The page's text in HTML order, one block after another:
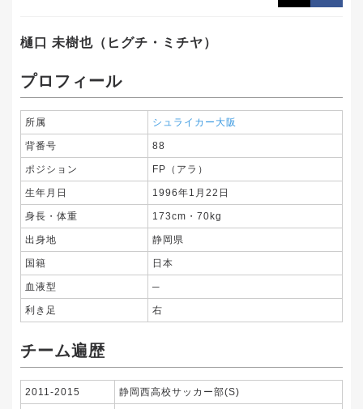
樋口 未樹也（ ヒグチ・ミチヤ）
プロフィール
所属 シュライカー大阪
背番号 88
ポジション FP（アラ）
生年月日 1996年1月22日
身長・体重 173cm・70kg
出身地 静岡県
国籍 日本
血液型 ─
利き足 右
チーム遍歴
2011-2015 静岡西高校サッカー部(S)